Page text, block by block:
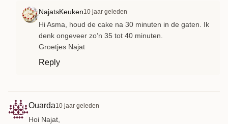
NajatsKeuken10 jaar geleden
Hi Asma, houd de cake na 30 minuten in de gaten. Ik
denk ongeveer zo’n 35 tot 40 minuten.
Groetjes Najat
Reply
Ouarda10 jaar geleden
Hoi Najat,